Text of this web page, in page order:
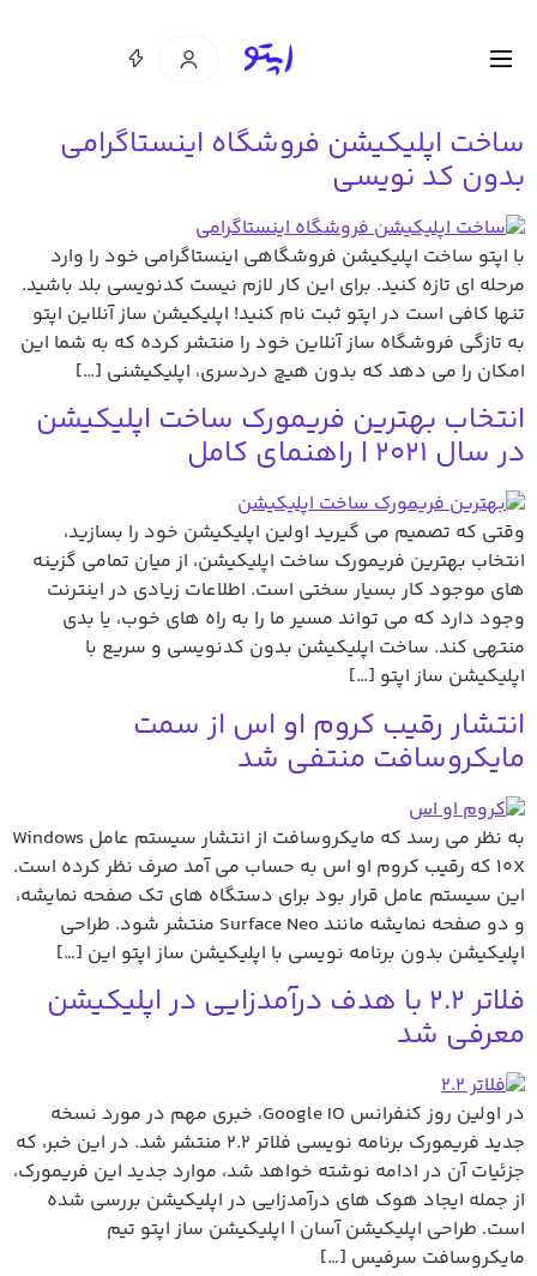
ساخت اپلیکیشن فروشگاه اینستاگرامی
بدون کد نویسی
با اپتو ساخت اپلیکیشن فروشگاهی اینستاگرامی خود را وارد
مرحله ای تازه کنید. برای این کار لازم نیست کدنویسی بلد باشید.
تنها کافی است در اپتو ثبت نام کنید! اپلیکیشن ساز آنلاین اپتو
به تازگی فروشگاه ساز آنلاین خود را منتشر کرده که به شما این
امکان را می دهد که بدون هیچ دردسری، اپلیکیشنی […]
انتخاب بهترین فریمورک ساخت اپلیکیشن
در سال 2021 | راهنمای کامل
وقتی که تصمیم می گیرید اولین اپلیکیشن خود را بسازید،
انتخاب بهترین فریمورک ساخت اپلیکیشن، از میان تمامی گزینه
های موجود کار بسیار سختی است. اطلاعات زیادی در اینترنت
وجود دارد که می تواند مسیر ما را به راه های خوب، یا بدی
منتهی کند. ساخت اپلیکیشن بدون کدنویسی و سریع با
اپلیکیشن ساز اپتو […]
انتشار رقیب کروم او اس از سمت
مایکروسافت منتفی شد
به نظر می رسد که مایکروسافت از انتشار سیستم عامل Windows
10X که رقیب کروم او اس به حساب می آمد صرف نظر کرده است.
این سیستم عامل قرار بود برای دستگاه های تک صفحه نمایشه،
و دو صفحه نمایشه مانند Surface Neo منتشر شود. طراحی
اپلیکیشن بدون برنامه نویسی با اپلیکیشن ساز اپتو این […]
فلاتر 2.2 با هدف درآمدزایی در اپلیکیشن
معرفی شد
در اولین روز کنفرانس Google IO، خبری مهم در مورد نسخه
جدید فریمورک برنامه نویسی فلاتر 2.2 منتشر شد. در این خبر، که
جزئیات آن در ادامه نوشته خواهد شد، موارد جدید این فریمورک،
از جمله ایجاد هوک های درآمدزایی در اپلیکیشن بررسی شده
است. طراحی اپلیکیشن آسان | اپلیکیشن ساز اپتو تیم
مایکروسافت سرفیس […]